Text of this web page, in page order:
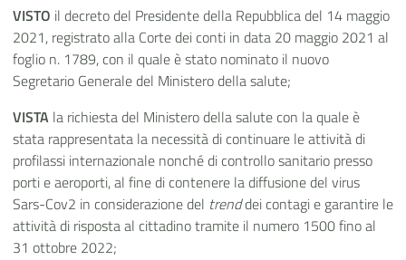
VISTO il decreto del Presidente della Repubblica del 14 maggio
2021, registrato alla Corte dei conti in data 20 maggio 2021 al
foglio n. 1789, con il quale è stato nominato il nuovo
Segretario Generale del Ministero della salute;
VISTA la richiesta del Ministero della salute con la quale è
stata rappresentata la necessità di continuare le attività di
profilassi internazionale nonché di controllo sanitario presso
porti e aeroporti, al fine di contenere la diffusione del virus
Sars-Cov2 in considerazione del trenddei contagi e garantire le
attività di risposta al cittadino tramite il numero 1500 fino al
31 ottobre 2022;